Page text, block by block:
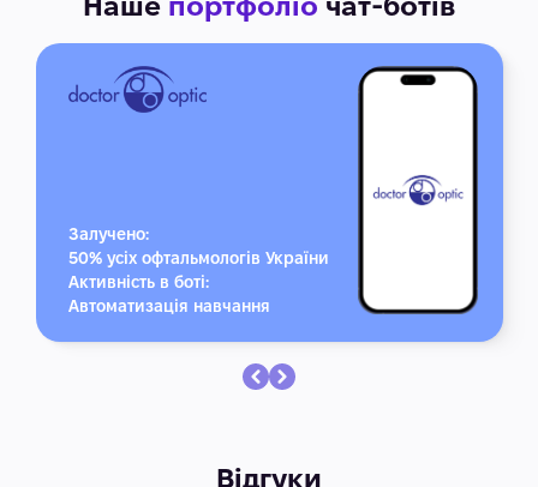
Залучено:
50% усіх офтальмологів України
Активність в боті:
Автоматизація навчання
Відгуки